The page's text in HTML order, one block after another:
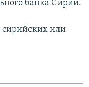
банка Сирии.
сирийских или